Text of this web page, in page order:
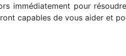
immédiatement pour
capables de vous aider et